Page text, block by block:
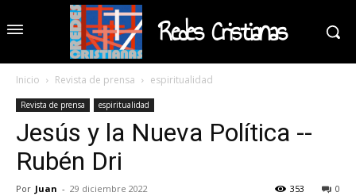
Redes Cristianas
Inicio Revista de prensa espiritualidad
Revista de prensa espiritualidad
Jesús y la Nueva Política --
Rubén Dri
Por Juan - 29 diciembre 2022 0
353